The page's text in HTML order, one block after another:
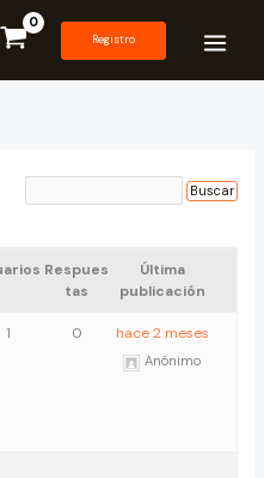
Registro
Respues
tas
Última
publicación
1 0 hace 2 meses
Anónimo